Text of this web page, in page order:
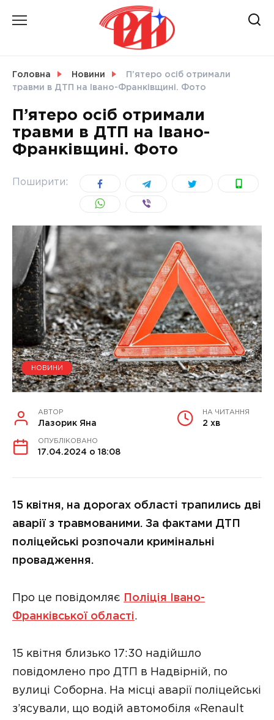
Головна Новини
П’ятеро осіб отримали
травми в ДТП на Івано-Франківщині. Фото
П’ятеро осіб отримали
травми в ДТП на Івано-
Франківщині. Фото
Поширити:
НОВИНИ
АВТОР
Лазорик Яна
НА ЧИТАННЯ
2 хв
ОПУБЛІКОВАНО
17.04.2024 о 18:08
15 квітня, на дорогах області трапились дві
аварії з травмованими. За фактами ДТП
поліцейські розпочали кримінальні
провадження.
Про це повідомляє
Поліція Івано-
Франківської області.
15 квітня близько 17:30 надійшло
повідомлено про ДТП в Надвірній, по
вулиці Соборна. На місці аварії поліцейські
з’ясували, що водій автомобіля «Renault